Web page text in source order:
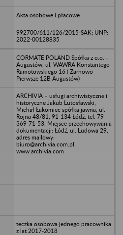
Akta osobowe i płacowe
992700/611/126/2015-SAK; UNP:
2022-00128835
CORMATE POLAND Spółka z o.o. -
Augustów, ul. WAWRA Konstantego
Ramotowskiego 16 ( Żarnowo
Pierwsze 12B Augustów)
ARCHIVIA – usługi archiwistyczne i
historyczne Jakub Lutosławski,
Michał Łakomiec spółka jawna, ul.
Rojna 48/81, 91-134 Łódź, tel. 79
369-71-53. Miejsce przechowywania
dokumentacji: Łódź, ul. Ludowa 29,
adres mailowy:
biuro@archivia.com.pl,
www.archivia.com
teczka osobowa jednego pracownika
z lat 2017-2018